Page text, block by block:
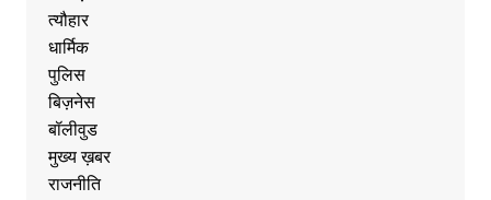
त्यौहार
धार्मिक
पुलिस
बिज़नेस
बॉलीवुड
मुख्य ख़बर
राजनीति